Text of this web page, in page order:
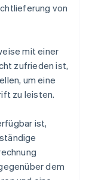
von
mit einer
zufrieden ist,
um eine
zu leisten.
ist,
dem